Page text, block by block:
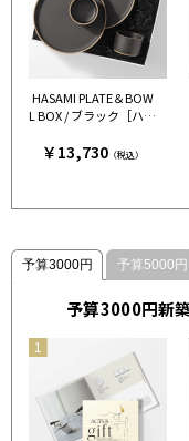
HASAMI PLATE＆BOW
L BOX / ブラック［ハサ
￥13,730（税込）
予算3000円 予算5000円
予算3000円新